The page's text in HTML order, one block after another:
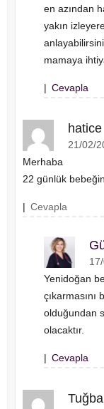
en azından
yakın
mamaya
| Cevapla
hatice
21/02/
Merhaba
22 günlük
| Cevapla
Yenidoğan
olduğundan
olacaktır.
| Cevapla
Tuğba